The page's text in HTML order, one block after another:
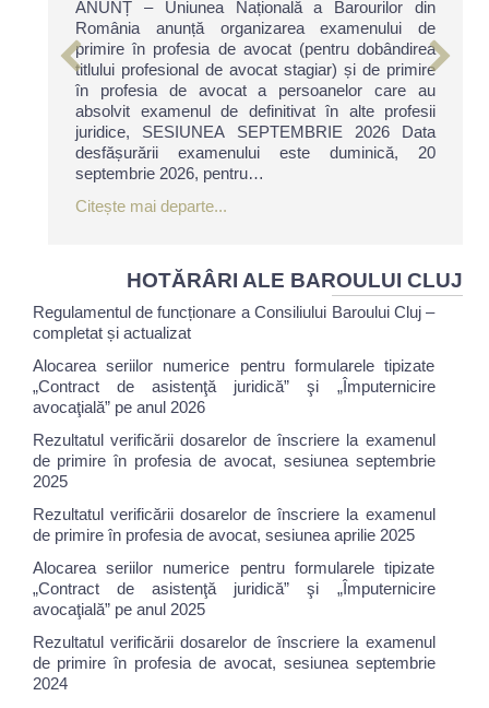
ANUNȚ – Uniunea Națională a Barourilor din
România anunță organizarea examenului de
primire în profesia de avocat (pentru dobândirea
titlului profesional de avocat stagiar) și de primire
în profesia de avocat a persoanelor care au
absolvit examenul de definitivat în alte profesii
juridice, SESIUNEA SEPTEMBRIE 2026 Data
desfășurării examenului este duminică, 20
septembrie 2026, pentru…
Citește mai departe...
HOTĂRÂRI ALE BAROULUI CLUJ
Regulamentul de funcționare a Consiliului Baroului Cluj –
completat și actualizat
Alocarea seriilor numerice pentru formularele tipizate
„Contract de asistenţă juridică” şi „Împuternicire
avocaţială” pe anul 2026
Rezultatul verificării dosarelor de înscriere la examenul
de primire în profesia de avocat, sesiunea septembrie
2025
Rezultatul verificării dosarelor de înscriere la examenul
de primire în profesia de avocat, sesiunea aprilie 2025
Alocarea seriilor numerice pentru formularele tipizate
„Contract de asistenţă juridică” şi „Împuternicire
avocaţială” pe anul 2025
Rezultatul verificării dosarelor de înscriere la examenul
de primire în profesia de avocat, sesiunea septembrie
2024